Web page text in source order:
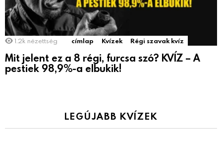
1.2k nézettség címlap Kvízek Régi szavak kvíz
Mit jelent ez a 8 régi, furcsa szó? KVÍZ – A
pestiek 98,9%-a elbukik!
LEGÚJABB KVÍZEK